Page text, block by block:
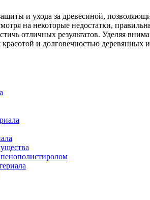
и ухода за древесиной,
на некоторые недостатки,
отличных результатов. Уделяя
и долговечностью деревянных